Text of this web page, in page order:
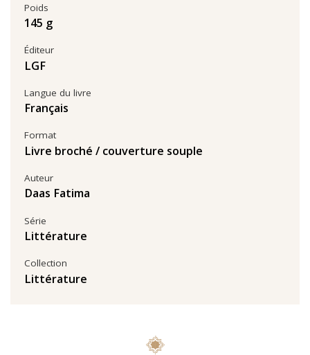
Poids
145 g
Éditeur
LGF
Auteur
Daas Fatima
Série
Littérature
Collection
Littérature
Langue du livre
Français
Format
Livre broché / couverture souple